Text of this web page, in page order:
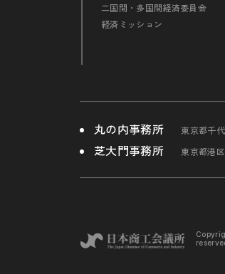
二国間・多国間経済委員会
経済ミッション
丸の内事務所 東京都千
芝大門事務所 東京都港